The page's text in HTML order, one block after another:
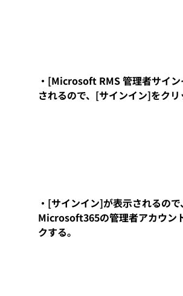
・[Microsoft RMS 管理者サイ
されるので、[サインイン]をクリ
・[サインイン]が表示されるので、
Microsoft365の管理者アカウン
クする。